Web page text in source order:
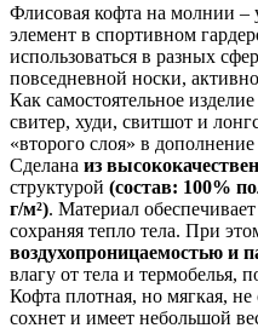
Флисовая кофта на молнии
элемент в спортивном
использоваться в разных
повседневной носки,
Как самостоятельное
свитер, худи, свитшот и
«второго слоя» в
Сделана из
структурой (состав: 100%
г/м²). Материал
сохраняя тепло тела. При
воздухопроницаемостью и
влагу от тела и термобелья,
Кофта плотная, но мягкая,
сохнет и имеет небольшой